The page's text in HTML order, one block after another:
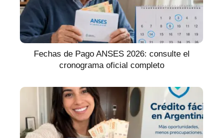
Fechas de Pago ANSES 2026: consulte el
cronograma oficial completo